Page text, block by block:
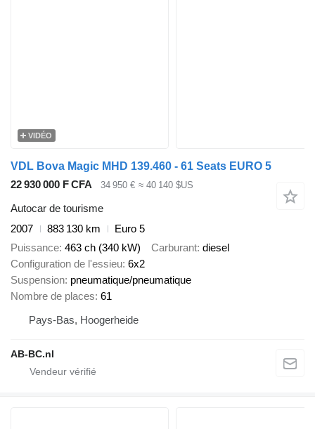
VIDÉO
VDL Bova Magic MHD 139.460 - 61 Seats EURO 5
22 930 000 F CFA
34 950 € ≈ 40 140 $US
Autocar de tourisme
2007
883 130 km
Euro 5
Puissance 463 ch (340 kW) Carburant diesel
Configuration de l'essieu 6x2
Suspension pneumatique/pneumatique
Nombre de places 61
Pays-Bas, Hoogerheide
AB-BC.nl